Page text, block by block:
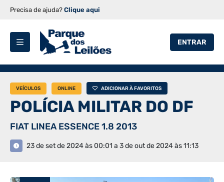
Precisa de ajuda? Clique aqui
ENTRAR
VEÍCULOS ONLINE ADICIONAR À FAVORITOS
POLÍCIA MILITAR DO DF
FIAT LINEA ESSENCE 1.8 2013
23 de set de 2024 às 00:01 a 3 de out de 2024 às 11:13